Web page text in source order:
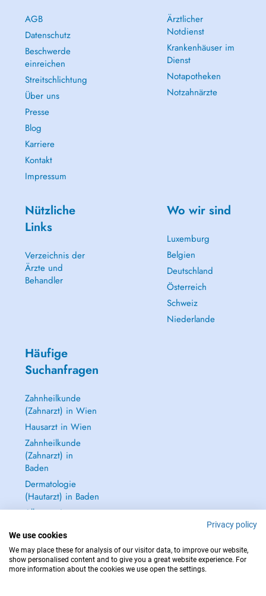
AGB
Datenschutz
Beschwerde
einreichen
Streitschlichtung
Über uns
Presse
Blog
Karriere
Kontakt
Impressum
Ärztlicher
Notdienst
Krankenhäuser im
Dienst
Notapotheken
Notzahnärzte
Nützliche
Links
Verzeichnis der
Ärzte und
Behandler
Wo wir sind
Luxemburg
Belgien
Deutschland
Österreich
Schweiz
Niederlande
Häufige
Suchanfragen
Zahnheilkunde
(Zahnarzt) in Wien
Hausarzt in Wien
Zahnheilkunde
(Zahnarzt) in
Baden
Dermatologie
(Hautarzt) in Baden
Alle anzeigen →
IM NOTFALL WENDEN SIE SICH AN : 112
Privacy policy
We use cookies
We may place these for analysis of our visitor data, to improve our website,
show personalised content and to give you a great website experience. For
more information about the cookies we use open the settings.